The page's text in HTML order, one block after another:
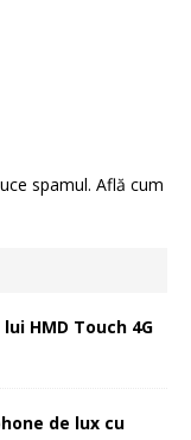
spamul. Află cum
HMD Touch 4G
de lux cu